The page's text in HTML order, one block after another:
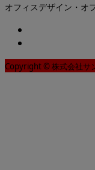
オフィスデザイン・オ
Copyright © 株式会社サ